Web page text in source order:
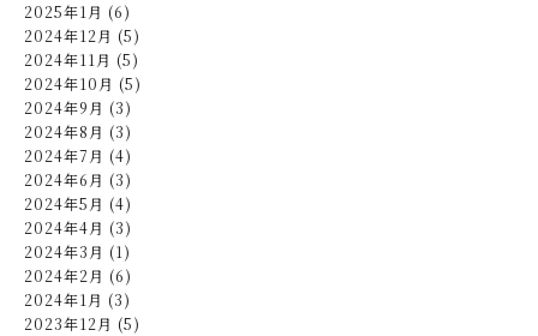
2025年1月 (6)
2024年12月 (5)
2024年11月 (5)
2024年10月 (5)
2024年9月 (3)
2024年8月 (3)
2024年7月 (4)
2024年6月 (3)
2024年5月 (4)
2024年4月 (3)
2024年3月 (1)
2024年2月 (6)
2024年1月 (3)
2023年12月 (5)